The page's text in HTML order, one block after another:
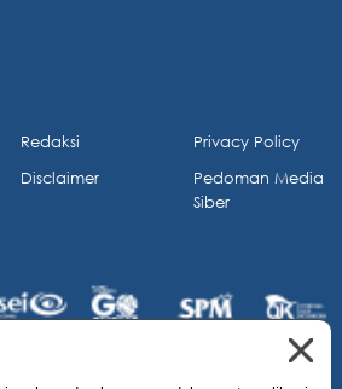
Redaksi
Disclaimer
Privacy Policy
Pedoman Media
Siber